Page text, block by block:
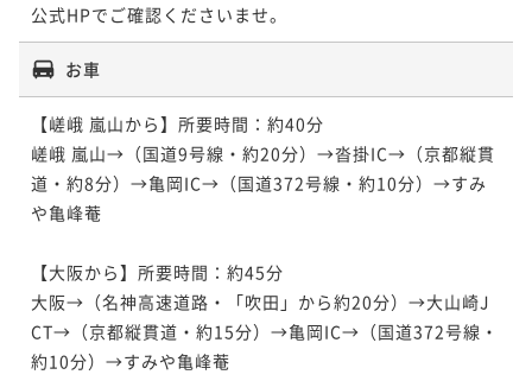
くした松茸の特選料理＜9月19日～9月22日＞
2名 ¥ 125,400 ~
【SW2026】松茸と丹波牛で秋の滋味を 厳選食材を
二食付き 事前決済可
IN 15:00 - 18:00 OUT11:00
ポイント即利用で最大5％OFF
公式HPでご確認くださいませ。
お車
【嵯峨 嵐山から】所要時間：約40分
嵯峨 嵐山→（国道9号線・約20分）→沓掛IC→（京都縦貫
道・約8分）→亀岡IC→（国道372号線・約10分）→すみ
や亀峰菴
【大阪から】所要時間：約45分
大阪→（名神高速道路・「吹田」から約20分）→大山崎J
CT→（京都縦貫道・約15分）→亀岡IC→（国道372号線・
約10分）→すみや亀峰菴